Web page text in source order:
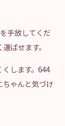
手放してくだ
ばせます。
します。644
ちゃんと気づけ